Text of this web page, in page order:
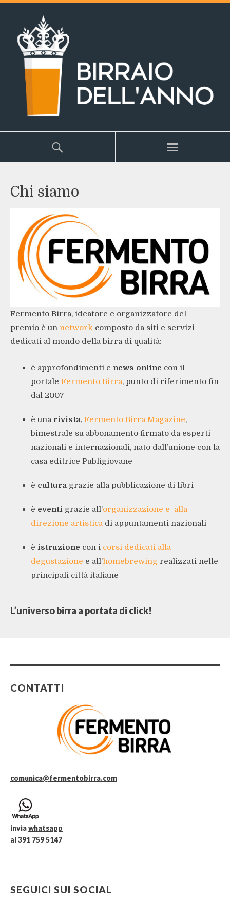
Chi siamo
Fermento Birra, ideatore e organizzatore del
premio è un network composto da siti e servizi
dedicati al mondo della birra di qualità:
è approfondimenti e news online con il
portale Fermento Birra, punto di riferimento fin
dal 2007
è una rivista, Fermento Birra Magazine,
bimestrale su abbonamento firmato da esperti
nazionali e internazionali, nato dall’unione con la
casa editrice Publigiovane
è cultura grazie alla pubblicazione di libri
è eventi grazie all’organizzazione e alla
direzione artistica di appuntamenti nazionali
è istruzione con i corsi dedicati alla
degustazione e all’homebrewing realizzati nelle
principali città italiane
L’universo birra a portata di click!
CONTATTI
comunica@fermentobirra.com
inviawhatsapp
al 391 759 5147
SEGUICI SUI SOCIAL